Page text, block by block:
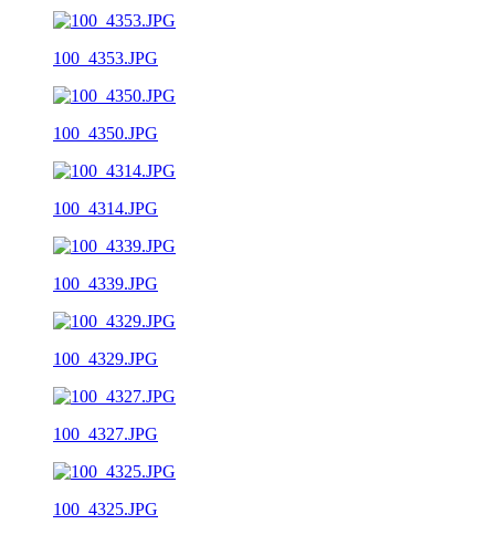
100_4353.JPG
100_4350.JPG
100_4314.JPG
100_4339.JPG
100_4329.JPG
100_4327.JPG
100_4325.JPG